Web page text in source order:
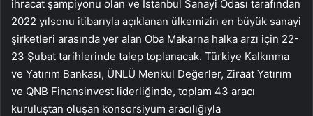
ihracat şampiyonu olan ve İstanbul Sanayi Odası tarafından
2022 yılsonu itibarıyla açıklanan ülkemizin en büyük sanayi
şirketleri arasında yer alan Oba Makarna halka arzı için 22-
23 Şubat tarihlerinde talep toplanacak. Türkiye Kalkınma
ve Yatırım Bankası, ÜNLÜ Menkul Değerler, Ziraat Yatırım
ve QNB Finansinvest liderliğinde, toplam 43 aracı
kuruluştan oluşan konsorsiyum aracılığıyla